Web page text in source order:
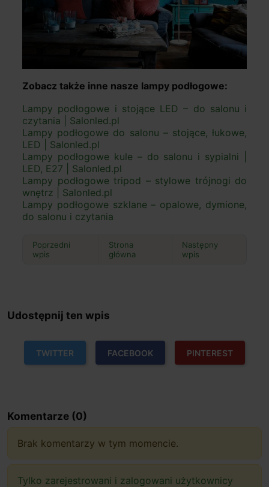
Zobacz także inne nasze lampy podłogowe:
Lampy podłogowe i stojące LED – do salonu i
czytania | Salonled.pl
Lampy podłogowe do salonu – stojące, łukowe,
LED | Salonled.pl
Lampy podłogowe kule – do salonu i sypialni |
LED, E27 | Salonled.pl
Lampy podłogowe tripod – stylowe trójnogi do
wnętrz | Salonled.pl
Lampy podłogowe szklane – opalowe, dymione,
do salonu i czytania
Poprzedni
wpis
Strona
główna
Następny
wpis
Udostępnij ten wpis
TWITTER FACEBOOK PINTEREST
Komentarze (0)
Brak komentarzy w tym momencie.
Tylko zarejestrowani i zalogowani użytkownicy